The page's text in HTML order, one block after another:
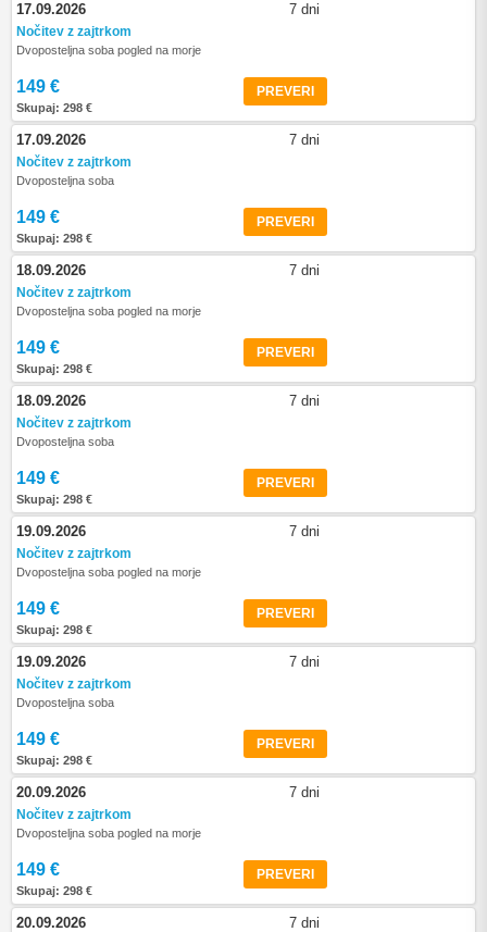
17.09.2026 7 dni
Nočitev z zajtrkom
Dvoposteljna soba pogled na morje
149 €
Skupaj: 298 €
PREVERI
17.09.2026 7 dni
Nočitev z zajtrkom
Dvoposteljna soba
149 €
Skupaj: 298 €
PREVERI
18.09.2026 7 dni
Nočitev z zajtrkom
Dvoposteljna soba pogled na morje
149 €
Skupaj: 298 €
PREVERI
18.09.2026 7 dni
Nočitev z zajtrkom
Dvoposteljna soba
149 €
Skupaj: 298 €
PREVERI
19.09.2026 7 dni
Nočitev z zajtrkom
Dvoposteljna soba pogled na morje
149 €
Skupaj: 298 €
PREVERI
19.09.2026 7 dni
Nočitev z zajtrkom
Dvoposteljna soba
149 €
Skupaj: 298 €
PREVERI
20.09.2026 7 dni
Nočitev z zajtrkom
Dvoposteljna soba pogled na morje
149 €
Skupaj: 298 €
PREVERI
20.09.2026 7 dni